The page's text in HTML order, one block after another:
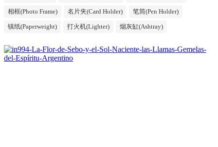
相框(Photo Frame) 名片夹(Card Holder) 笔筒(Pen Holder)
镇纸(Paperweight) 打火机(Lighter) 烟灰缸(Ashtray)